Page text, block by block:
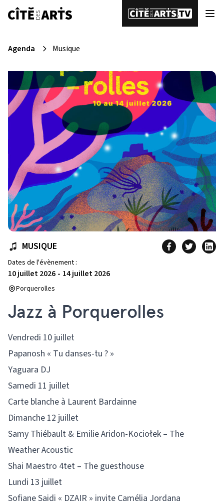
Agenda Musique
MUSIQUE
Dates de l'évènement :
10 juillet 2026 - 14 juillet 2026
Porquerolles
Jazz à Porquerolles
Vendredi 10 juillet
Papanosh « Tu danses-tu ? »
Yaguara DJ
Samedi 11 juillet
Carte blanche à Laurent Bardainne
Dimanche 12 juillet
Samy Thiébault & Emilie Aridon-Kociołek – The
Weather Acoustic
Shai Maestro 4tet – The guesthouse
Lundi 13 juillet
Sofiane Saidi « DZAIR » invite Camélia Jordana